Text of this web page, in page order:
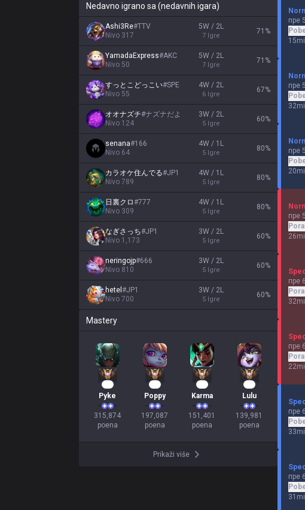
Nedavno igrano sa (nedavnih igara)
Ashi3Re#TTV
Nivo 317
5W / 2L
7 Igre
71 %
YamadaExpress#AKC
Nivo 50
5W / 2L
7 Igre
71 %
すっとこどっこい#SPE
Nivo 55
4W / 2L
6 Igre
67%
オオナズチ#ナズナだよ
Nivo 124
3W / 2L
5 Igre
60%
senana#166
Nivo 64
4W / 1L
5 Igre
80%
カラオケ住んでる#JP1
Nivo 789
4W / 1L
5 Igre
80%
日裏クロ#777
Nivo 309
4W / 1L
5 Igre
80%
なぎさっち#JP1
Nivo 1,173
3W / 2L
5 Igre
60%
neringojp#666
Nivo 810
3W / 2L
5 Igre
60%
hetel #JP1
Nivo 700
3W / 2L
5 Igre
60%
Mastery
Pyke
315,874
poena
Poppy
197,087
poena
Karma
151,401
poena
Lulu
139,981
poena
Prikaži više
пре
пре
пре
пре
пре
пре
пре
пре